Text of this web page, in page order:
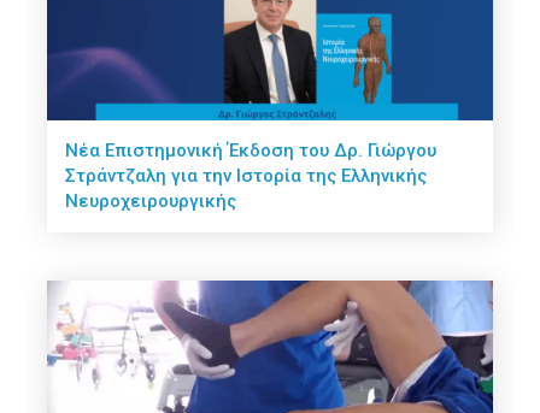
Νέα Επιστημονική Έκδοση του Δρ. Γιώργου
Στράντζαλη για την Ιστορία της Ελληνικής
Νευροχειρουργικής